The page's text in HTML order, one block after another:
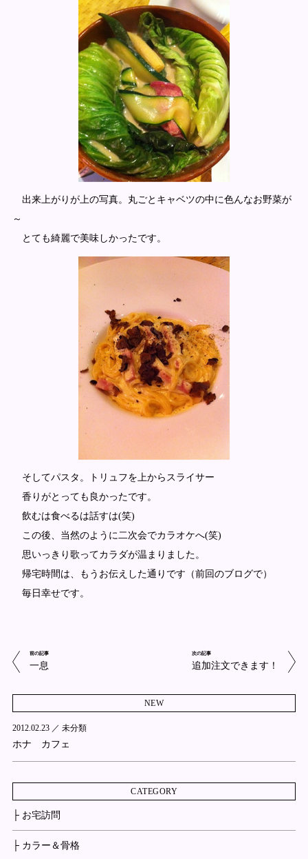
出来上がりが上の写真。丸ごとキャベツの中に色んなお野菜が
～
とても綺麗で美味しかったです。
そしてパスタ。トリュフを上からスライサー
香りがとっても良かったです。
飲むは食べるは話すは(笑)
この後、当然のように二次会でカラオケへ(笑)
思いっきり歌ってカラダが温まりました。
帰宅時間は、もうお伝えした通りです（前回のブログで）
毎日幸せです。
前の記事
一息
次の記事
追加注文できます！
NEW
2012.02.23 ／ 未分類
ホナ カフェ
CATEGORY
├ お宅訪問
├ カラー＆骨格